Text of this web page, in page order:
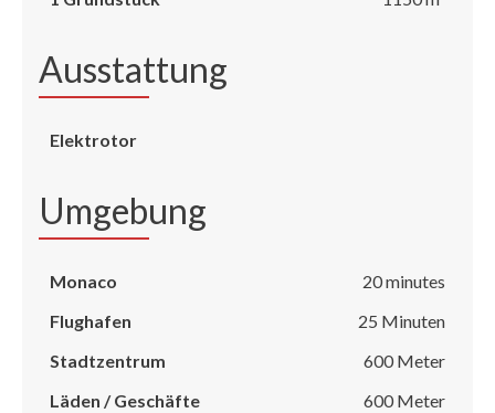
Ausstattung
Elektrotor
Umgebung
Monaco
20 minutes
Flughafen
25 Minuten
Stadtzentrum
600 Meter
Läden / Geschäfte
600 Meter